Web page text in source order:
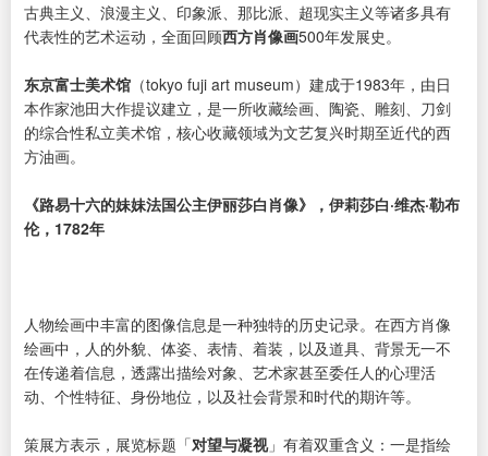
古典主义、浪漫主义、印象派、那比派、超现实主义等诸多具有
代表性的艺术运动，全面回顾西方肖像画500年发展史。
东京富士美术馆 （tokyo fuji art museum）建成于1983年，由日
本作家池田大作提议建立，是一所收藏绘画、陶瓷、雕刻、刀剑
的综合性私立美术馆，核心收藏领域为文艺复兴时期至近代的西
方油画。
《路易十六的妹妹法国公主伊丽莎白肖像》，伊莉莎白·维杰·勒布
伦，1782年
人物绘画中丰富的图像信息是一种独特的历史记录。在西方肖像
绘画中，人的外貌、体姿、表情、着装，以及道具、背景无一不
在传递着信息，透露出描绘对象、艺术家甚至委任人的心理活
动、个性特征、身份地位，以及社会背景和时代的期许等。
策展方表示，展览标题「对望与凝视」有着双重含义：一是指绘